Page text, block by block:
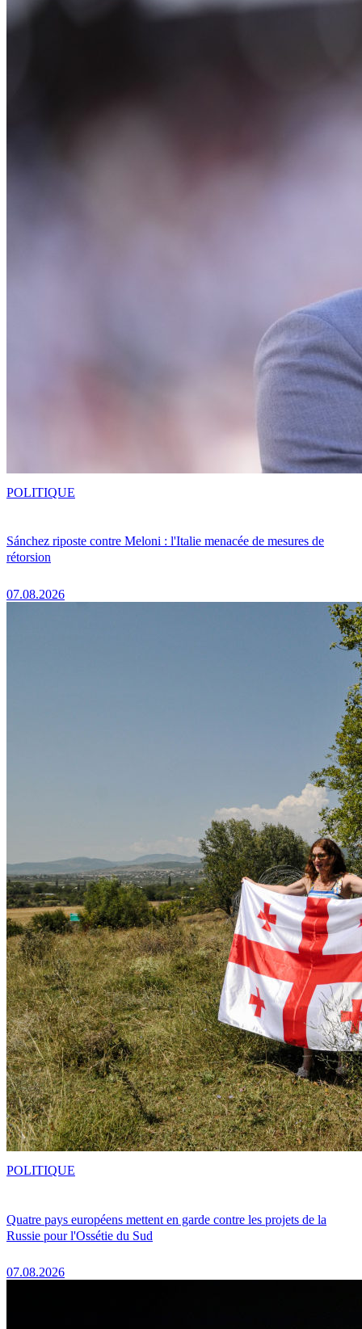
Sánchez riposte contre Meloni : l'Italie menacée de mesures de
rétorsion
07.08.2026
POLITIQUE
Quatre pays européens mettent en garde contre les projets de la
Russie pour l'Ossétie du Sud
07.08.2026
POLITIQUE